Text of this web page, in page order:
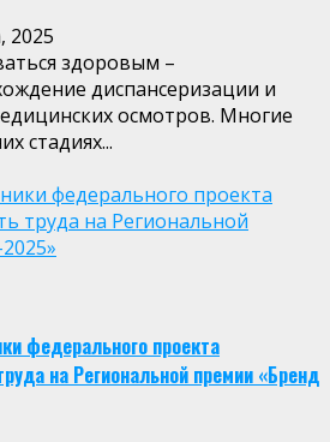
2025
здоровым –
диспансеризации и
осмотров. Многие
стадиях...
федерального проекта
труда на Региональной
федерального проекта
на Региональной премии «Бренд